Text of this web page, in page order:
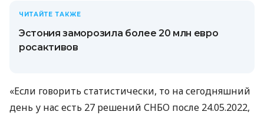
ЧИТАЙТЕ ТАКЖЕ
Эстония заморозила более 20 млн евро
росактивов
«Если говорить статистически, то на сегодняшний
день у нас есть 27 решений СНБО после 24.05.2022,